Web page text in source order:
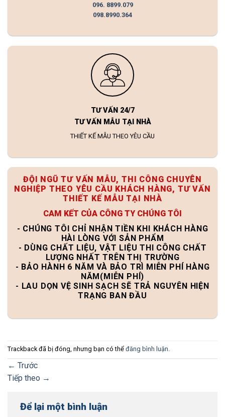
096. 8899.079
098.8990.364
TƯ VẤN 24/7
TƯ VẤN MẪU TẠI NHÀ
THIẾT KẾ MẪU THEO YÊU CẦU
ĐỘI NGŨ TƯ VẤN MẪU, THI CÔNG CHUYÊN
NGHIỆP THEO YÊU CẦU KHÁCH HÀNG, TƯ VẤN
THIẾT KẾ MẪU TẠI NHÀ
CAM KẾT CỦA CÔNG TY CHÚNG TÔI
- CHÚNG TÔI CHỈ NHẬN TIỀN KHI KHÁCH HÀNG
HÀI LÒNG VỚI SẢN PHẨM
- DÙNG CHẤT LIỆU, VẬT LIỆU THI CÔNG CHẤT
LƯỢNG NHẤT TRÊN THỊ TRƯỜNG
- BẢO HÀNH 6 NĂM VÀ BẢO TRÌ MIỄN PHÍ HÀNG
NĂM(MIỄN PHÍ)
- LAU DỌN VỆ SINH SẠCH SẼ TRẢ NGUYÊN HIỆN
TRẠNG BAN ĐẦU
Trackback đã bị đóng, nhưng bạn có thể đăng bình luận
← Trước
Tiếp theo →
Để lại một bình luận